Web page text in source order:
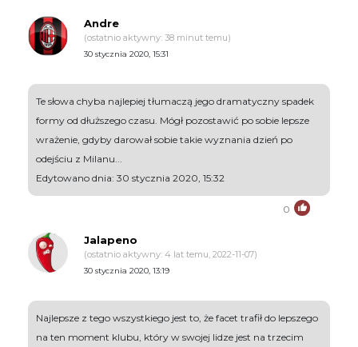
Andre
(ostatnio aktywny: 38 minut temu)
30 stycznia 2020, 15:31
Te słowa chyba najlepiej tłumaczą jego dramatyczny spadek
formy od dłuższego czasu. Mógł pozostawić po sobie lepsze
wrażenie, gdyby darował sobie takie wyznania dzień po
odejściu z Milanu...
Edytowano dnia: 30 stycznia 2020, 15:32
0
Jalapeno
(ostatnio aktywny: 4 lat temu, 2022-11-07)
30 stycznia 2020, 13:19
Najlepsze z tego wszystkiego jest to, że facet trafił do lepszego
na ten moment klubu, który w swojej lidze jest na trzecim